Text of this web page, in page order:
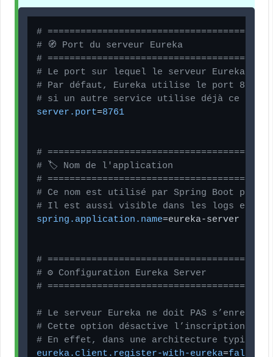
#
# 🧭 Port du serveur Eureka
#
# Le port sur lequel le serveur Eureka va
# Par défaut, Eureka utilise le port 8761,
# si un autre service utilise déjà ce port.
server.port=8761
#
# 🏷️ Nom de l'application
#
# Ce nom est utilisé par Spring Boot
# Il est aussi visible dans les logs et
spring.application.name=eureka-server
#
# ⚙️ Configuration Eureka Server
#
# Le serveur Eureka ne doit PAS
# Cette option désactive l’inscription
# En effet, dans une architecture
eureka.client.register-with-eureka=false